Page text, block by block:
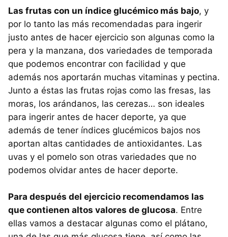
Las frutas con un índice glucémico más bajo, y
por lo tanto las más recomendadas para ingerir
justo antes de hacer ejercicio son algunas como la
pera y la manzana, dos variedades de temporada
que podemos encontrar con facilidad y que
además nos aportarán muchas vitaminas y pectina.
Junto a éstas las frutas rojas como las fresas, las
moras, los arándanos, las cerezas… son ideales
para ingerir antes de hacer deporte, ya que
además de tener índices glucémicos bajos nos
aportan altas cantidades de antioxidantes. Las
uvas y el pomelo son otras variedades que no
podemos olvidar antes de hacer deporte.
Para después del ejercicio recomendamos las
que contienen altos valores de glucosa. Entre
ellas vamos a destacar algunas como el plátano,